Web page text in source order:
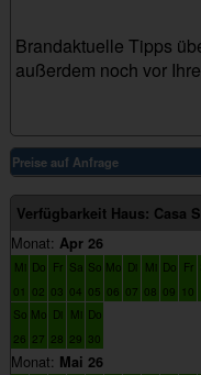
Brandaktuelle Tipps
außerdem noch vor
Preise auf Anfrage
Verfügbarkeit Haus: Casa
Monat: Apr 26
Mi
01
Do
02
Fr
03
Sa
04
So
05
Mo
06
Di
07
Mi
08
Do
09
Fr
10
So
26
Mo
27
Di
28
Mi
29
Do
30
Monat: Mai 26